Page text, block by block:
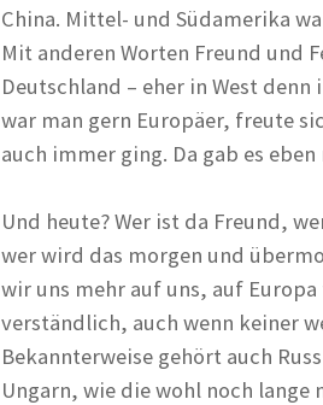
China. Mittel- und Südamerika
Mit anderen Worten Freund und
Deutschland – eher in West
war man gern Europäer, freute
auch immer ging. Da gab es
Und heute? Wer ist da Freund,
wer wird das morgen und
wir uns mehr auf uns, auf
verständlich, auch wenn keiner
Bekannterweise gehört auch
Ungarn, wie die wohl noch lange